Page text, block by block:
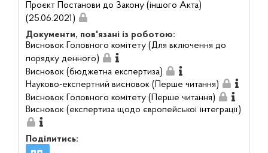
Проєкт Постанови до Закону (іншого Акта)
(25.06.2021)
Документи, пов'язані із роботою:
Висновок Головного комітету (Для включення до
порядку денного)
Висновок (бюджетна експертиза)
Науково-експертний висновок (Перше читання)
Висновок Головного комітету (Перше читання)
Висновок (експертиза щодо європейської інтеграції)
Поділитись: